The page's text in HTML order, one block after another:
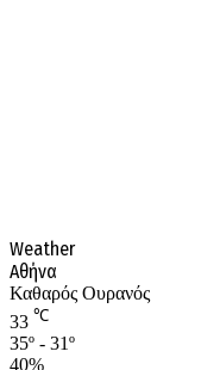
Weather
Αθήνα
Καθαρός Ουρανός
33 ℃
35º - 31º
40%